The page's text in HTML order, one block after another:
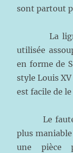
sont partout
La ligne
utilisée
en forme de
style Louis
est facile de
Le fauteuil
plus
une pièce